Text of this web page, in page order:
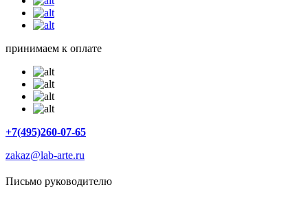
принимаем к оплате
+7(495)260-07-65
zakaz@lab-arte.ru
Письмо руководителю